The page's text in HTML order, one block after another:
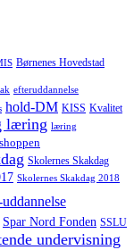
Børnenes Hovedstad
efteruddannelse
hold-DM KISS Kvalitet
læring læring
Skolernes Skakdag
Skolernes Skakdag 2018
Spar Nord Fonden SSLU
undervisning